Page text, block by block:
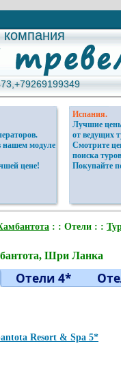
компания
компания
нашем модуле
цене!
Испания.
Лучшие
от ведущих
Смотрите
поиска туров
Покупайте
: : Отели : :
Шри Ланка
Отели 4*
Resort & Spa 5*